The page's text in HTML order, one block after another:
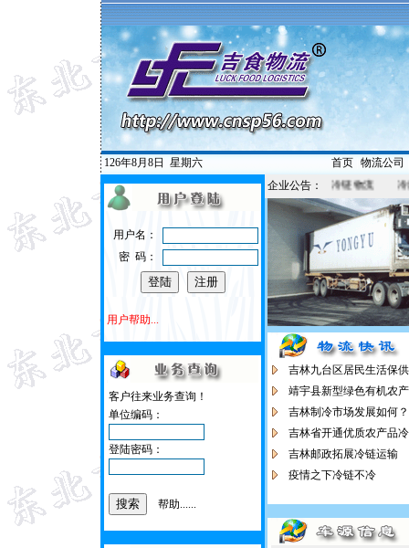
126年8月8日 星期六 首页| 物流公司
用户名：
密 码：
用户帮助...
客户往来业务查询！
单位编码：
登陆密码：
帮助......
企业公告：
北京，上海、广州冷藏专线 电话：13844007955 吉食物流 冷链物流 冷
吉林九台区居民生活保
靖宇县新型绿色有机农
吉林制冷市场发展如何？
吉林省开通优质农产品
吉林邮政拓展冷链运输
疫情之下冷链不冷